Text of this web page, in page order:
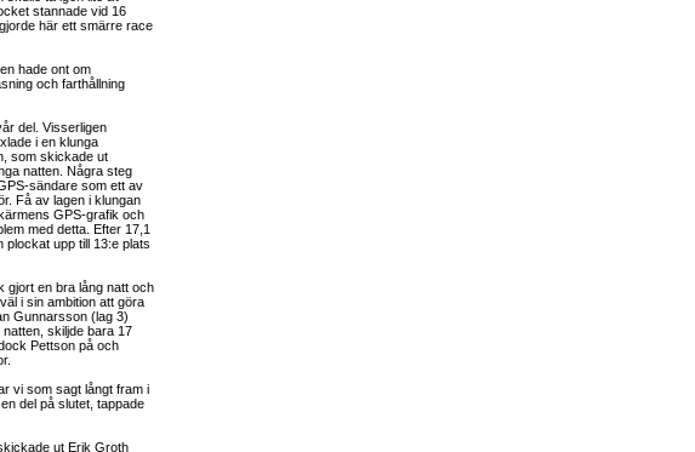
stannade vid 16
här ett smärre race
hade ont om
och farthållning
del. Visserligen
i en klunga
som skickade ut
natten. Några steg
sändare som ett av
Få av lagen i klungan
GPS-grafik och
med detta. Efter 17,1
plockat upp till 13:e plats
gjort en bra lång natt och
i sin ambition att göra
Gunnarsson (lag 3)
skiljde bara 17
Pettson på och
vi som sagt långt fram i
del på slutet, tappade
ut Erik Groth